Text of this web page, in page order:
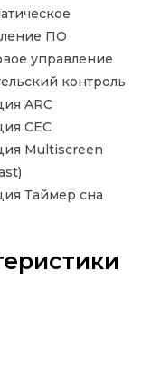
ПО
управление
контроль
ARC
CEC
Multiscreen
Таймер сна